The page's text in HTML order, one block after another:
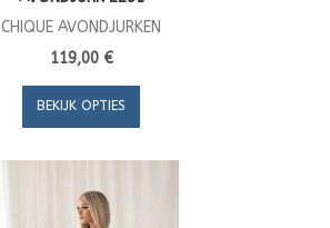
CHIQUE AVONDJURKEN
119,00 €
BEKIJK OPTIES